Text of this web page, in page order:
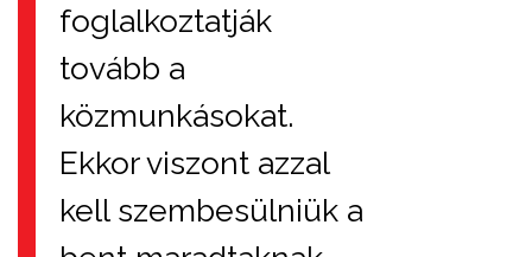
foglalkoztatják
tovább a
közmunkásokat.
Ekkor viszont azzal
kell szembesülniük a